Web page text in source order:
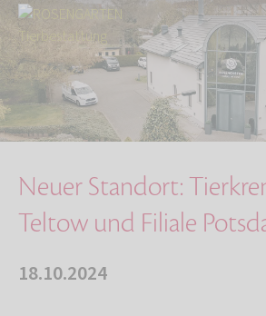
Start Über uns
Aktuelles
Neuer Standort: Tierkrematorium Teltow und Fi…
Neuer Standort:
Teltow und Filiale
18.10.2024